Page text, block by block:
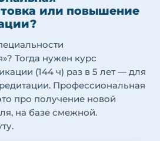
или повышение
Тогда нужен курс
(144 ч) раз в 5 лет — для
Профессиональная
про получение новой
на базе смежной.